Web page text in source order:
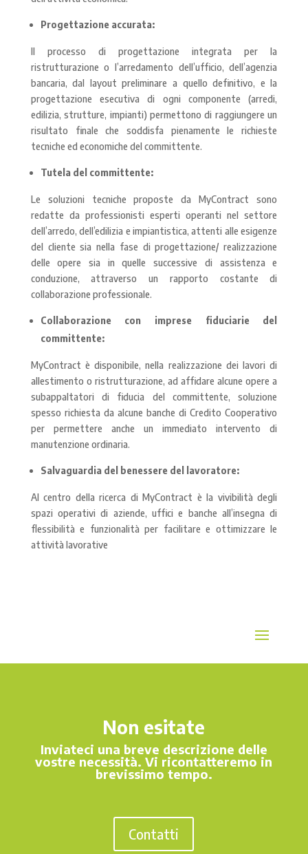
Progettazione accurata:
Il processo di progettazione integrata per la
ristrutturazione o l’arredamento dell’ufficio, dell’agenzia
bancaria, dal layout preliminare a quello definitivo, e la
progettazione esecutiva di ogni componente (arredi,
edilizia, strutture, impianti) permettono di raggiungere un
risultato finale che soddisfa pienamente le richieste
tecniche ed economiche del committente.
Tutela del committente:
Le soluzioni tecniche proposte da MyContract sono
redatte da professionisti esperti operanti nel settore
dell’arredo, dell’edilizia e impiantistica, attenti alle esigenze
del cliente sia nella fase di progettazione/ realizzazione
delle opere sia in quelle successive di assistenza e
conduzione, attraverso un rapporto costante di
collaborazione professionale.
Collaborazione con imprese fiduciarie del
committente:
MyContract è disponibile, nella realizzazione dei lavori di
allestimento o ristrutturazione, ad affidare alcune opere a
subappaltatori di fiducia del committente, soluzione
spesso richiesta da alcune banche di Credito Cooperativo
per permettere anche un immediato intervento di
manutenzione ordinaria.
Salvaguardia del benessere del lavoratore:
Al centro della ricerca di MyContract è la vivibilità degli
spazi operativi di aziende, uffici e banche all’insegna di
flessibilità e funzionalità per facilitare e ottimizzare le
attività lavorative
Non esitate
Inviateci una breve descrizione delle
vostre necessità. Vi ricontatteremo in
brevissimo tempo.
Contatti